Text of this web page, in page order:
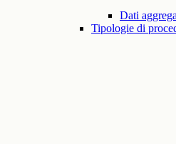
Dati
Tipologie di